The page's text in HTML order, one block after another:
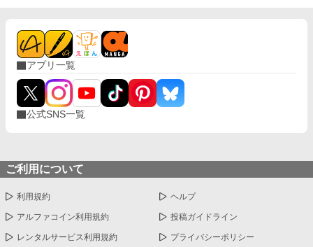
アプリ一覧
公式SNS一覧
ご利用について
利用規約 ヘルプ
アルファコイン利用規約 投稿ガイドライン
レンタルサービス利用規約 プライバシーポリシー